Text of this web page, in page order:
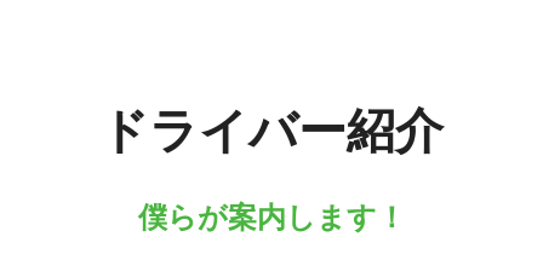
ドライバー紹介
僕らが案内します！